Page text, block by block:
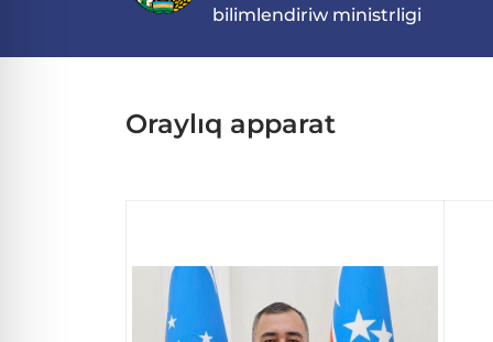
bilimlendiriw ministrligi
Oraylıq apparat